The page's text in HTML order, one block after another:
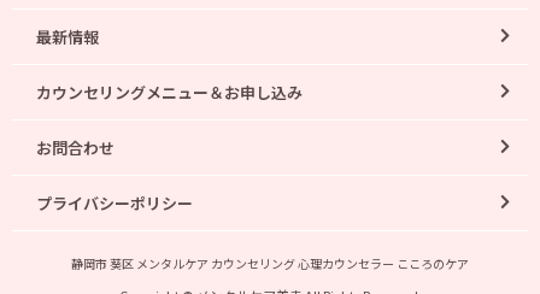
最新情報
カウンセリングメニュー＆お申し込み
お問合わせ
プライバシーポリシー
静岡市 葵区 メンタルケア カウンセリング 心理カウンセラー こころのケア